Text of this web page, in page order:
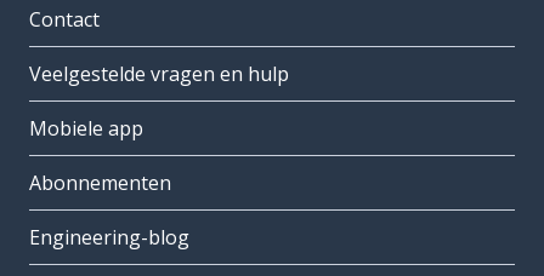
Contact
Veelgestelde vragen en hulp
Mobiele app
Abonnementen
Engineering-blog